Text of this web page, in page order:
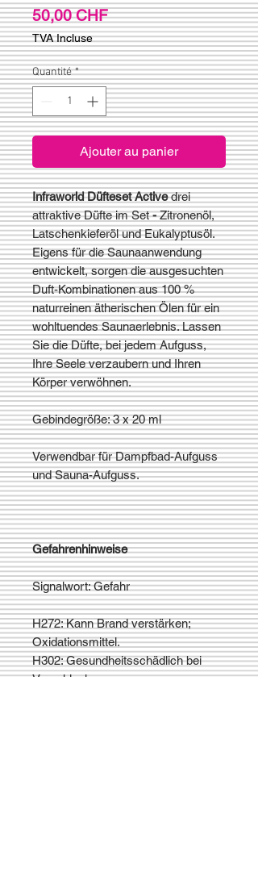
50,00 CHFPrix
TVA Incluse
Quantité *
Ajouter au panier
Infraworld Düfteset Activedrei
attraktive Düfte im Set-Zitronenöl,
Latschenkieferöl und Eukalyptusöl.
Eigens für die Saunaanwendung
entwickelt, sorgen die ausgesuchten
Duft-Kombinationen aus 100 %
naturreinen ätherischen Ölen für ein
wohltuendes Saunaerlebnis. Lassen
Sie die Düfte, bei jedem Aufguss,
Ihre Seele verzaubern und Ihren
Körper verwöhnen.
Gebindegröße: 3 x 20 ml
Verwendbar für Dampfbad-Aufguss
und Sauna-Aufguss.
Gefahrenhinweise
Signalwort: Gefahr
H272: Kann Brand verstärken;
Oxidationsmittel.
H302: Gesundheitsschädlich bei
Verschlucken.